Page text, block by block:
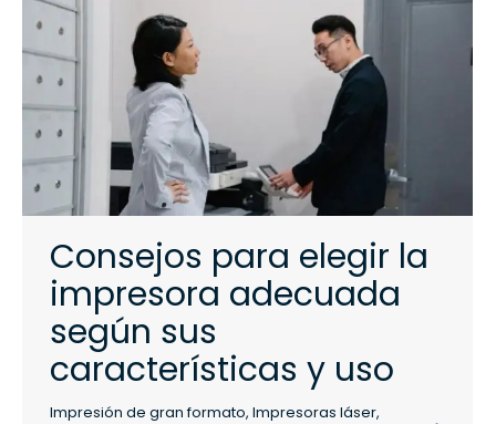
Consejos para elegir la
impresora adecuada
según sus
características y uso
Impresión de gran formato, Impresoras láser,